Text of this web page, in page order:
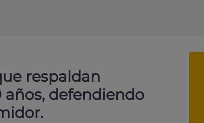
respaldan
años, defendiendo